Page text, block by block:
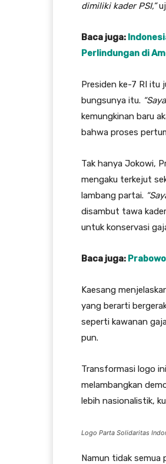
dimiliki kader PSI,”
Baca juga:
Perlindungan di
Presiden ke-7 RI itu
bungsunya itu.
kemungkinan baru
bahwa proses
Tak hanya Jokowi,
mengaku terkejut
lambang partai.
disambut tawa
untuk konservasi
Baca juga:
Kaesang
yang berarti
seperti kawanan
pun.
Transformasi logo
melambangkan
lebih nasionalistik,
Logo Parta Solidaritas
Namun tidak semua